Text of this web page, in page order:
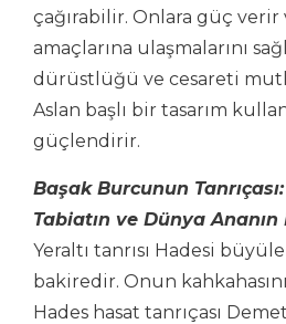
çağırabilir. Onlara güç verir
amaçlarına ulaşmalarını
dürüstlüğü ve cesareti
Aslan başlı bir tasarım
güçlendirir.
Başak Burcunun
Tabiatın ve Dünya Ananın
Yeraltı tanrısı Hadesi
bakiredir. Onun
Hades hasat tanrıçası